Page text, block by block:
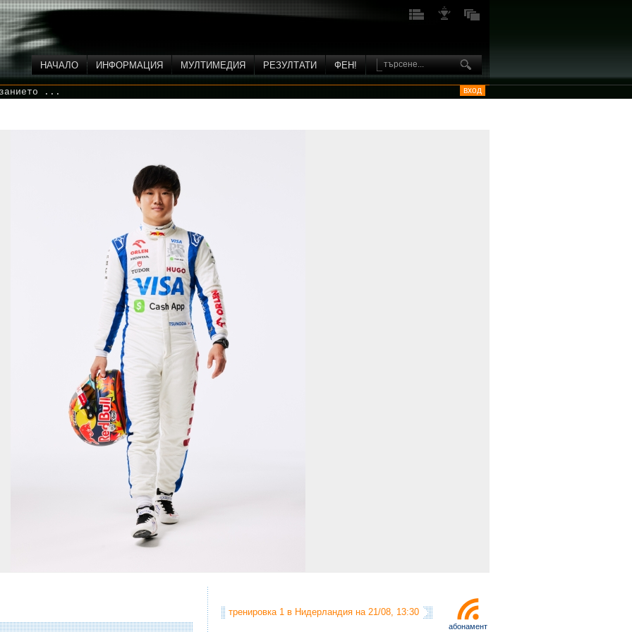
НАЧАЛО ИНФОРМАЦИЯ МУЛТИМЕДИЯ РЕЗУЛТАТИ ФЕН!
... вход
абонамент
тренировка 1 в Нидерландия на 21/08, 13:30